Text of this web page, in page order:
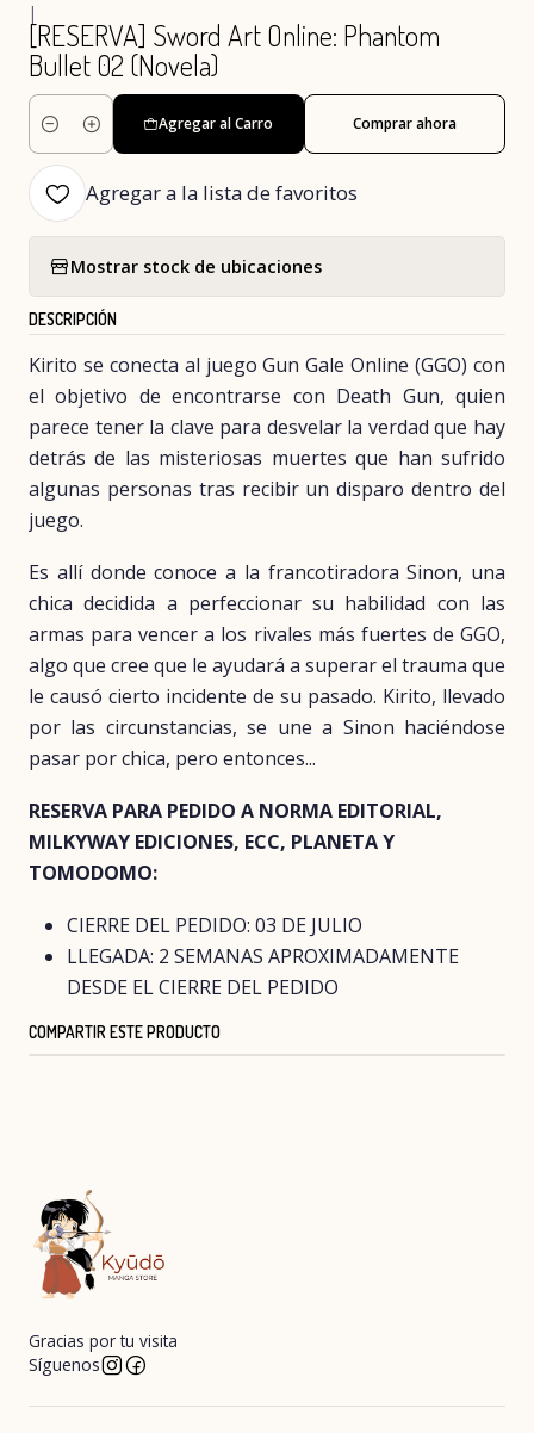
|
[RESERVA] Sword Art Online: Phantom
Bullet 02 (Novela)
Cantidad
Agregar al Carro Comprar ahora
Agregar a la lista de favoritos
Mostrar stock de ubicaciones
DESCRIPCIÓN
Kirito se conecta al juego Gun Gale Online (GGO) con
el objetivo de encontrarse con Death Gun, quien
parece tener la clave para desvelar la verdad que hay
detrás de las misteriosas muertes que han sufrido
algunas personas tras recibir un disparo dentro del
juego.
Es allí donde conoce a la francotiradora Sinon, una
chica decidida a perfeccionar su habilidad con las
armas para vencer a los rivales más fuertes de GGO,
algo que cree que le ayudará a superar el trauma que
le causó cierto incidente de su pasado. Kirito, llevado
por las circunstancias, se une a Sinon haciéndose
pasar por chica, pero entonces...
RESERVA PARA PEDIDO A NORMA EDITORIAL,
MILKYWAY EDICIONES, ECC, PLANETA Y
TOMODOMO:
CIERRE DEL PEDIDO: 03 DE JULIO
LLEGADA: 2 SEMANAS APROXIMADAMENTE
DESDE EL CIERRE DEL PEDIDO
COMPARTIR ESTE PRODUCTO
Gracias por tu visita
Síguenos